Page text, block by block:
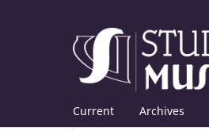
Current Archives